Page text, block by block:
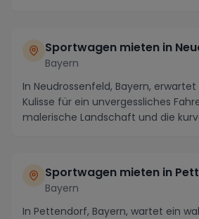
Sportwagen mieten in
Bayern
In Neudrossenfeld, Bayern,
Kulisse für ein unvergessliches
malerische Landschaft und die
Sportwagen mieten in
Bayern
In Pettendorf, Bayern, wartet ein